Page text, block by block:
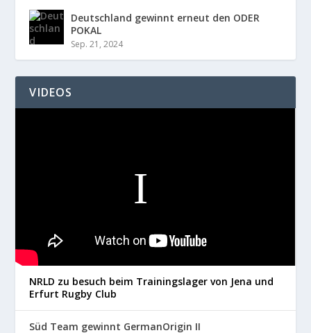
Deutschland gewinnt erneut den ODER
POKAL
Sep. 21, 2024
VIDEOS
NRLD zu besuch beim Trainingslager von Jena und
Erfurt Rugby Club
Süd Team gewinnt GermanOrigin II